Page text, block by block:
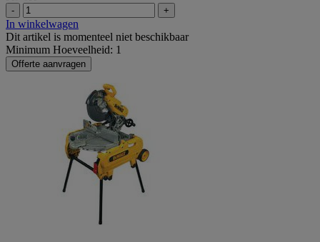
- +
In winkelwagen
Dit artikel is momenteel niet beschikbaar
Minimum Hoeveelheid: 1
Offerte aanvragen